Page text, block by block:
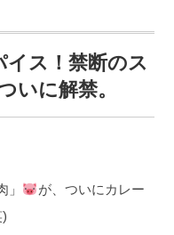
イス！禁断のス
いに解禁。
が、ついにカレー